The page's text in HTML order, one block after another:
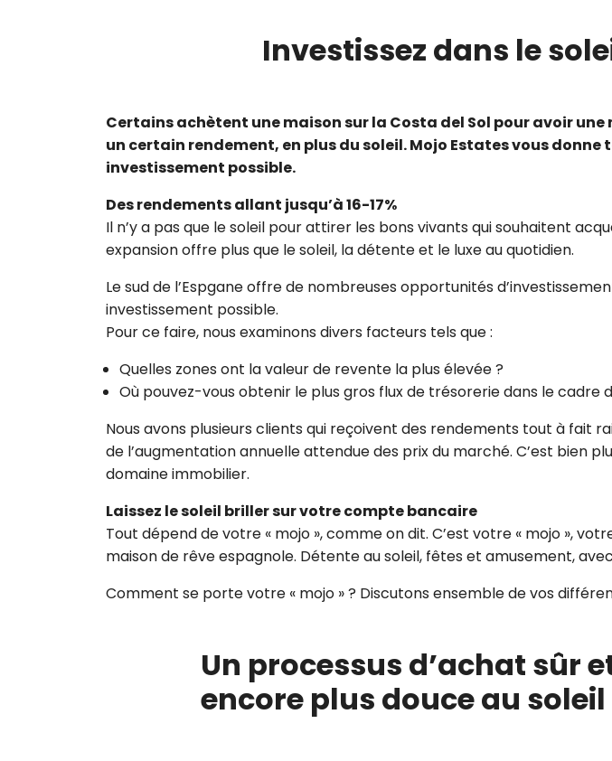
Investissez dans le
Certains achètent une maison sur la Costa del Sol pour avoir
un certain rendement, en plus du soleil. Mojo Estates vous
investissement possible.
Des rendements allant jusqu’à 16-17%
Il n’y a pas que le soleil pour attirer les bons vivants qui souhaitent
expansion offre plus que le soleil, la détente et le luxe au quotidien.
Le sud de l’Espgane offre de nombreuses opportunités
investissement possible.
Pour ce faire, nous examinons divers facteurs tels que :
Quelles zones ont la valeur de revente la plus élevée ?
Où pouvez-vous obtenir le plus gros flux de trésorerie dans le cadre
Nous avons plusieurs clients qui reçoivent des rendements tout à fait
de l’augmentation annuelle attendue des prix du marché. C’est bien
domaine immobilier.
Laissez le soleil briller sur votre compte bancaire
Tout dépend de votre « mojo », comme on dit. C’est votre « mojo »,
maison de rêve espagnole. Détente au soleil, fêtes et amusement,
Comment se porte votre « mojo » ? Discutons ensemble de vos
Un processus d’achat sûr
encore plus douce au soleil